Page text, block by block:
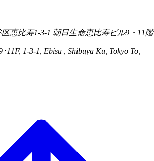
区恵比寿1-3-1 朝日生命恵比寿ビル9・11階
11F, 1-3-1, Ebisu , Shibuya Ku, Tokyo To,